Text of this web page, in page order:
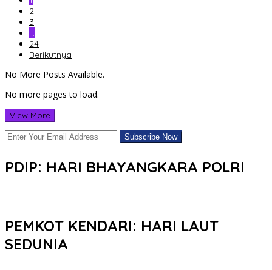
2
3
…
24
Berikutnya
No More Posts Available.
No more pages to load.
View More
PDIP: HARI BHAYANGKARA POLRI
PEMKOT KENDARI: HARI LAUT
SEDUNIA